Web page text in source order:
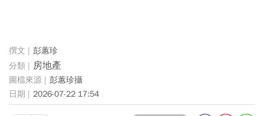
彭蕙珍
房地產
彭蕙珍攝
2026-07-22 17:54